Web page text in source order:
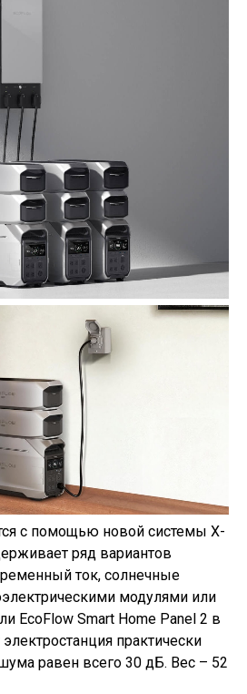
с помощью новой системы X-
ряд вариантов
ток, солнечные
модулями или
EcoFlow Smart Home Panel 2 в
практически
равен всего 30 дБ. Вес – 52